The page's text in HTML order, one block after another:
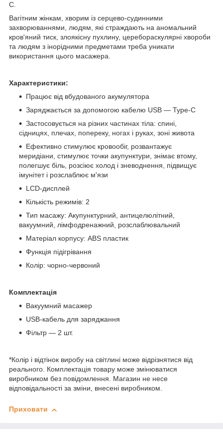
С.
Вагітним жінкам, хворим із серцево-судинними
захворюваннями, людям, які страждають на аномальний
кров'яний тиск, злоякісну пухлину, церебораскулярні хвороби
та людям з інорідними предметами треба уникати
використання цього масажера.
Характеристики:
Працює від вбудованого акумулятора
Заряджається за допомогою кабелю USB — Type-C
Застосовується на різних частинах тіла: спині,
сідницях, плечах, попереку, ногах і руках, зоні живота
Ефективно стимулює кровообіг, розвантажує
меридіани, стимулює точки акупунктури, знімає втому,
полегшує біль, розсіює холод і зневоднення, підвищує
імунітет і розслаблює м'язи
LCD-дисплей
Кількість режимів: 2
Тип масажу: Акупунктурний, антицелюлітний,
вакуумний, лімфодренажний, розслаблювальний
Матеріал корпусу: ABS пластик
Функція підігрівання
Колір: чорно-червоний
Комплектація
Вакуумний масажер
USB-кабель для заряджання
Фільтр — 2 шт.
*Колір і відтінок виробу на світлині може відрізнятися від
реального. Комплектація товару може змінюватися
виробником без повідомлення. Магазин не несе
відповідальності за зміни, внесені виробником.
Приховати